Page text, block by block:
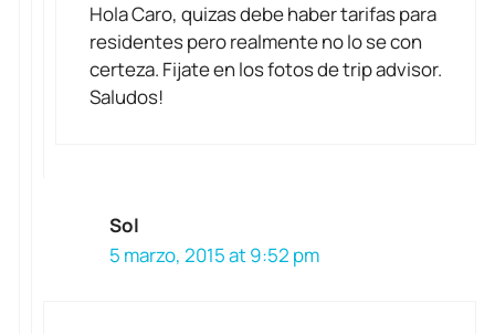
Hola Caro, quizas debe haber tarifas para
residentes pero realmente no lo se con
certeza. Fijate en los fotos de trip advisor.
Saludos!
Sol
5 marzo, 2015 at 9:52 pm